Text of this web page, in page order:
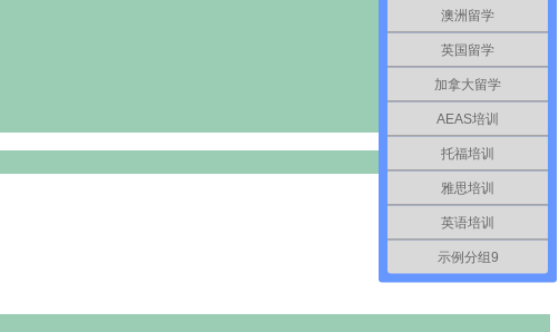
澳洲留学
英国留学
加拿大留学
AEAS培训
托福培训
雅思培训
英语培训
示例分组9